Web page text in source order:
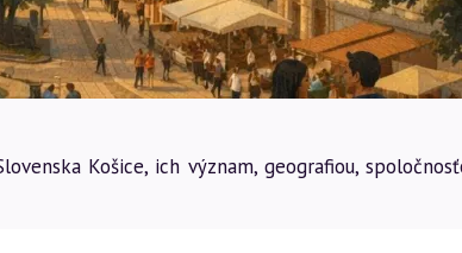
Košice, ich význam, geografiou,